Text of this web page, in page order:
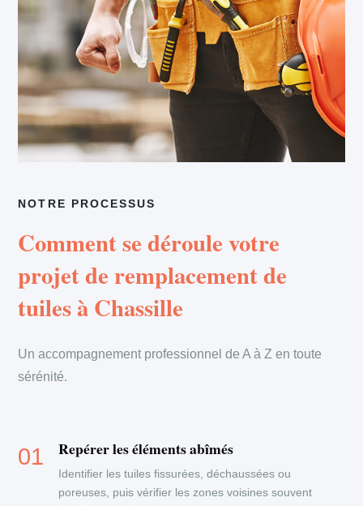
NOTRE PROCESSUS
Comment se déroule votre
projet de remplacement de
tuiles à Chassille
Un accompagnement professionnel de A à Z en toute
sérénité.
Repérer les éléments abîmés
Identifier les tuiles fissurées, déchaussées ou
poreuses, puis vérifier les zones voisines souvent